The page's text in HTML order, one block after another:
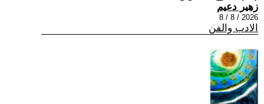
زهير دعيم
2026 / 8 / 8
الادب والفن